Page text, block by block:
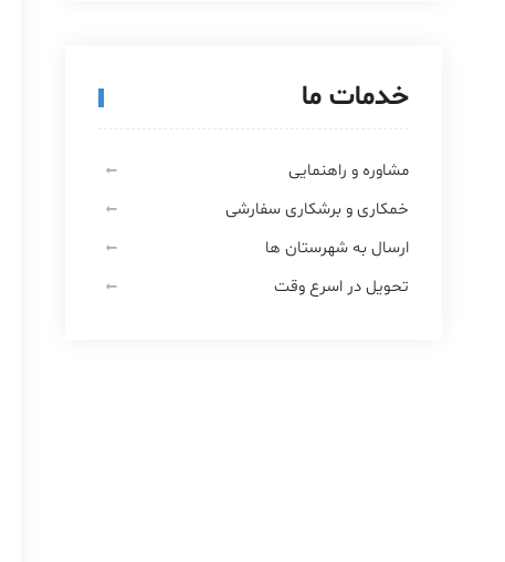
خدمات ما
مشاوره و راهنمایی
خمکاری و برشکاری سفارشی
ارسال به شهرستان ها
تحویل در اسرع وقت